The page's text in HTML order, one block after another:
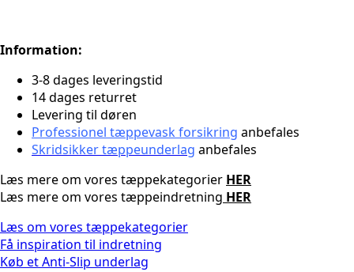
Information:
3-8 dages leveringstid
14 dages returret
Levering til døren
Professionel tæppevask forsikring anbefales
Skridsikker tæppeunderlag anbefales
Læs mere om vores tæppekategorier HER
Læs mere om vores tæppeindretning HER
Læs om vores tæppekategorier
Få inspiration til indretning
Køb et Anti-Slip underlag